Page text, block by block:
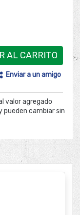
AL CARRITO
Enviar a un amigo
valor agregado
pueden cambiar sin